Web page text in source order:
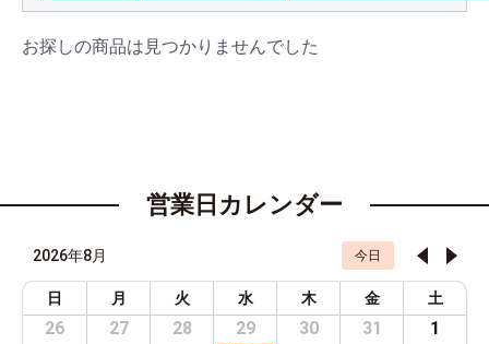
お探しの商品は見つかりませんでした
営業日カレンダー
2026年8月 今日
日 月 火 水 木 金 土
26 27 28 29 30 31 1